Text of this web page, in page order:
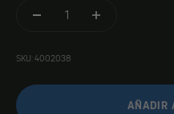
SKU: 4002038
AÑADIR